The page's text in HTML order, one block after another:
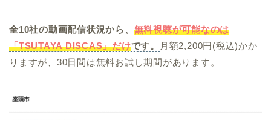
全10社の動画配信状況から、 無料視聴が可能なのは
「TSUTAYA DISCAS」だけです。
月額2,200円(税込)かか
りますが、30日間は無料お試し期間があります。